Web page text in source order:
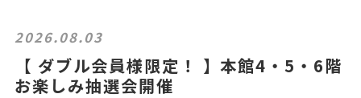
2026.08.03
【 ダブル会員様限定！ 】本館4・5・6階
お楽しみ抽選会開催